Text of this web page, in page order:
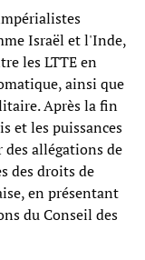
Israël et l'Inde,
les LTTE en
ainsi que
Après la fin
et les puissances
des allégations de
des droits de
en présentant
du Conseil des